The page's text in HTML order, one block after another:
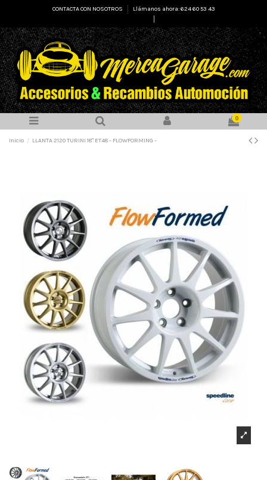
CONTACTA CON NOSOTROS
Llámanos ahora: 624 60 53 43
0
Inicio LLANTA 2120 TURINI 18" ET48 - FLOWFORMING -